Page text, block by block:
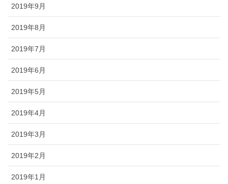
2019年9月
2019年8月
2019年7月
2019年6月
2019年5月
2019年4月
2019年3月
2019年2月
2019年1月